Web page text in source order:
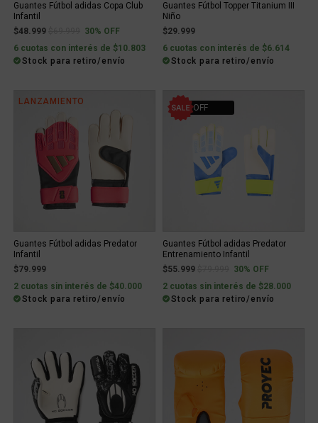
Guantes Fútbol adidas Copa Club
Infantil
$48.999
Price reduced from
to30% OFF
6 cuotas con interés de $10.803
Stock para retiro/envío
Guantes Fútbol Topper Titanium III
Niño
$29.999
6 cuotas con interés de $6.614
Stock para retiro/envío
LANZAMIENTO
Guantes Fútbol adidas Predator
Infantil
$79.999
2 cuotas sin interés de $40.000
Stock para retiro/envío
30% OFF
Guantes Fútbol adidas Predator
Entrenamiento Infantil
$55.999
Price reduced from
to30% OFF
2 cuotas sin interés de $28.000
Stock para retiro/envío